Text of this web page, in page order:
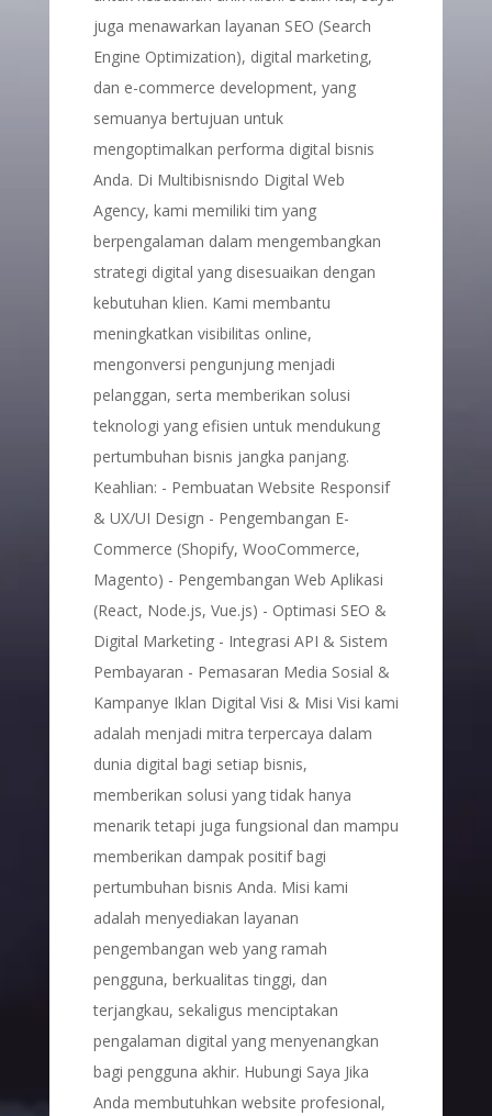
juga menawarkan layanan SEO (Search
Engine Optimization), digital marketing,
dan e-commerce development, yang
semuanya bertujuan untuk
mengoptimalkan performa digital bisnis
Anda. Di Multibisnisndo Digital Web
Agency, kami memiliki tim yang
berpengalaman dalam mengembangkan
strategi digital yang disesuaikan dengan
kebutuhan klien. Kami membantu
meningkatkan visibilitas online,
mengonversi pengunjung menjadi
pelanggan, serta memberikan solusi
teknologi yang efisien untuk mendukung
pertumbuhan bisnis jangka panjang.
Keahlian: - Pembuatan Website Responsif
& UX/UI Design - Pengembangan E-
Commerce (Shopify, WooCommerce,
Magento) - Pengembangan Web Aplikasi
(React, Node.js, Vue.js) - Optimasi SEO &
Digital Marketing - Integrasi API & Sistem
Pembayaran - Pemasaran Media Sosial &
Kampanye Iklan Digital Visi & Misi Visi kami
adalah menjadi mitra terpercaya dalam
dunia digital bagi setiap bisnis,
memberikan solusi yang tidak hanya
menarik tetapi juga fungsional dan mampu
memberikan dampak positif bagi
pertumbuhan bisnis Anda. Misi kami
adalah menyediakan layanan
pengembangan web yang ramah
pengguna, berkualitas tinggi, dan
terjangkau, sekaligus menciptakan
pengalaman digital yang menyenangkan
bagi pengguna akhir. Hubungi Saya Jika
Anda membutuhkan website profesional,